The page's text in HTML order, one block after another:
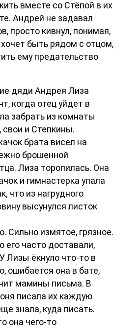
вместе со Стёпой в их
Андрей не задавал
просто кивнул, понимая,
быть рядом с отцом,
ему предательство
дяди Андрея Лиза
когда отец уйдет в
забрать из комнаты
свои и Степкины.
брата висел на
брошенной
Лиза торопилась. Она
и гимнастерка упала
что из нагрудного
высунулся листок
Сильно измятое, грязное.
его часто доставали,
Лизы ёкнуло что-то в
ошибается она в бате,
мамины письма. В
писала их каждую
знала, куда писать.
она чего-то